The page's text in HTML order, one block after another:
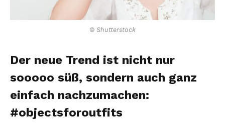
© Shutterstock
Der neue Trend ist nicht nur
sooooo süß, sondern auch ganz
einfach nachzumachen:
#objectsforoutfits